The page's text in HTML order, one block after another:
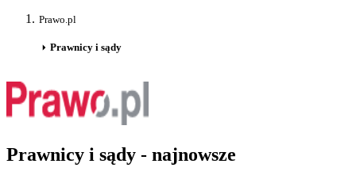
Prawo.pl
Prawnicy i sądy
Prawnicy i sądy - najnowsze